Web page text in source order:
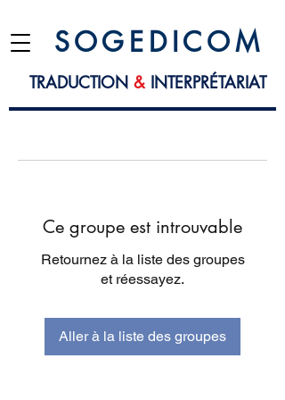
S O G E D I C O M
TRADUCTION &INTERPRÉTARIAT
Ce groupe est introuvable
Retournez à la liste des groupes
et réessayez.
Aller à la liste des groupes